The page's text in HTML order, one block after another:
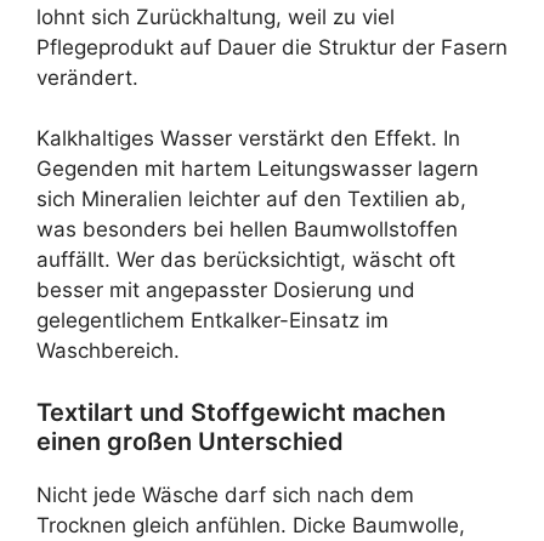
lohnt sich Zurückhaltung, weil zu viel
Pflegeprodukt auf Dauer die Struktur der Fasern
verändert.
Kalkhaltiges Wasser verstärkt den Effekt. In
Gegenden mit hartem Leitungswasser lagern
sich Mineralien leichter auf den Textilien ab,
was besonders bei hellen Baumwollstoffen
auffällt. Wer das berücksichtigt, wäscht oft
besser mit angepasster Dosierung und
gelegentlichem Entkalker-Einsatz im
Waschbereich.
Textilart und Stoffgewicht machen
einen großen Unterschied
Nicht jede Wäsche darf sich nach dem
Trocknen gleich anfühlen. Dicke Baumwolle,